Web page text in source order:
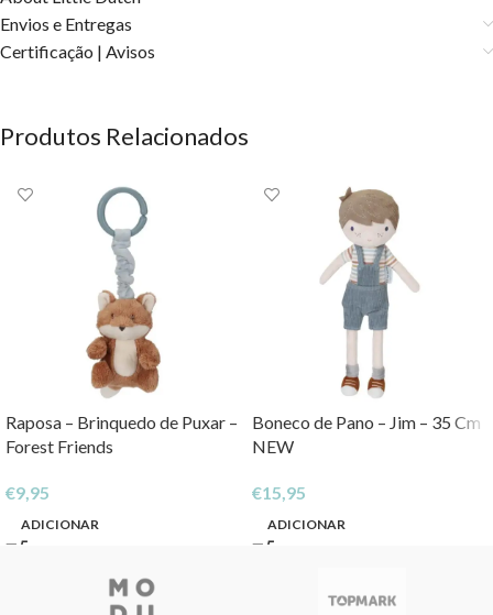
Envios e Entregas
Certificação | Avisos
Produtos Relacionados
Raposa – Brinquedo de Puxar –
Forest Friends
€9,95
ADICIONAR
Boneco de Pano – Jim – 35 Cm
NEW
€15,95
ADICIONAR